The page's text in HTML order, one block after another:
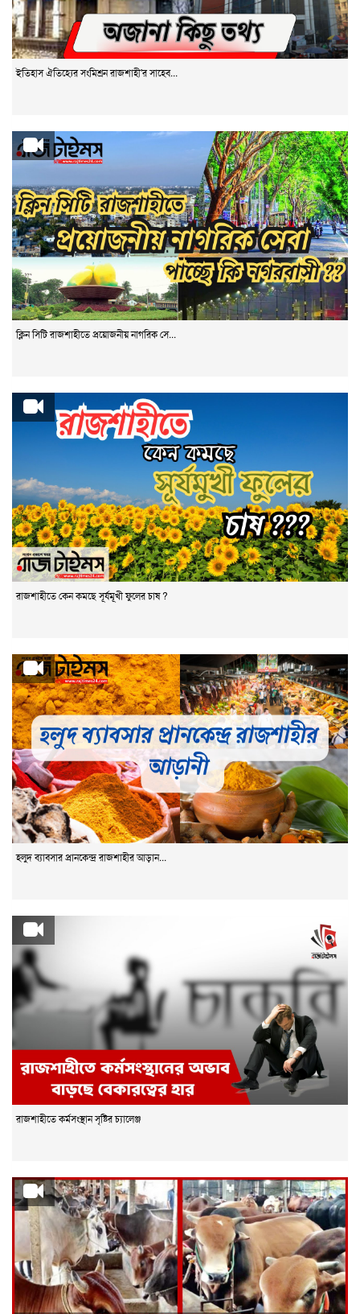
ইতিহাস ঐতিহ্যের সংমিশ্রন রাজশাহী'র সাহেব...
ক্লিন সিটি রাজশাহীতে প্রয়োজনীয় নাগরিক সে...
রাজশাহীতে কেন কমছে সূর্যমূখী ফুলের চাষ ?
হলুদ ব্যাবসার প্রানকেন্দ্র রাজশাহীর আড়ান...
রাজশাহীতে কর্মসংস্থান সৃষ্টির চ্যালেঞ্জ